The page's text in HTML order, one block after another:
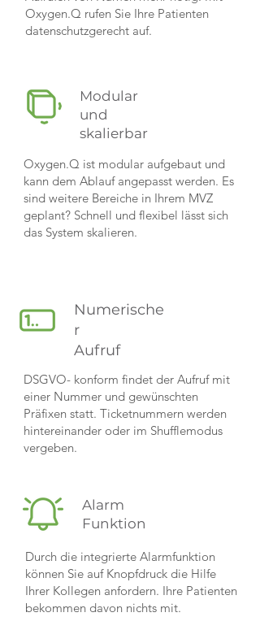
Oxygen.Q rufen Sie Ihre Patienten
datenschutzgerecht auf.
Modular
und
skalierbar
Oxygen.Q ist modular aufgebaut und
kann dem Ablauf angepasst werden. Es
sind weitere Bereiche in Ihrem MVZ
geplant? Schnell und flexibel lässt sich
das System skalieren.
Numerische
r
Aufruf
DSGVO- konform findet der Aufruf mit
einer Nummer und gewünschten
Präfixen statt. Ticketnummern werden
hintereinander oder im Shufflemodus
vergeben.
Alarm
Funktion
Durch die integrierte Alarmfunktion
können Sie auf Knopfdruck die Hilfe
Ihrer Kollegen anfordern. Ihre Patienten
bekommen davon nichts mit.